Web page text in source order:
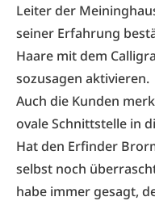
Leiter der
seiner Erfahrung
Haare mit dem
sozusagen aktivieren.
Auch die Kunden
ovale Schnittstelle in
Hat den Erfinder
selbst noch
habe immer gesagt,